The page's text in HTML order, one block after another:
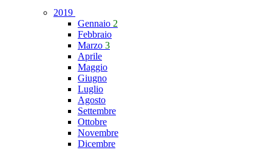
2019
Gennaio 2
Febbraio
Marzo 3
Aprile
Maggio
Giugno
Luglio
Agosto
Settembre
Ottobre
Novembre
Dicembre